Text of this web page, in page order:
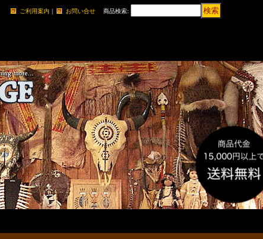
ご利用案内 ｜ お問い合せ 商品検索: